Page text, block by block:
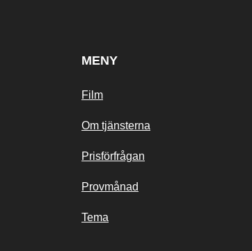
MENY
Film
Om tjänsterna
Prisförfrågan
Provmånad
Tema